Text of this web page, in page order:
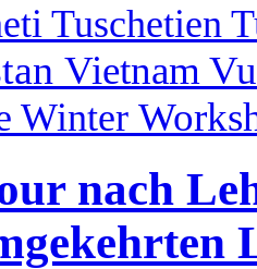
Tuschetien
Vietnam
Winter
nach